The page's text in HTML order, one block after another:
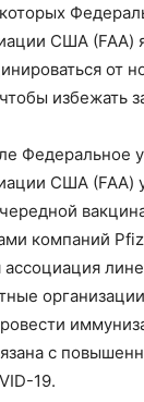
США (FAA)
от
избежать
Федеральное
США (FAA)
компаний
с
19.